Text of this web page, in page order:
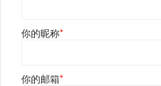
你的昵称*
你的邮箱*